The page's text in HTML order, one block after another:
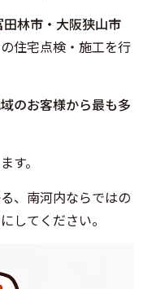
林市・大阪狭山市
住宅点検・施工を行
のお客様から最も多
す。
、南河内ならではの
してください。